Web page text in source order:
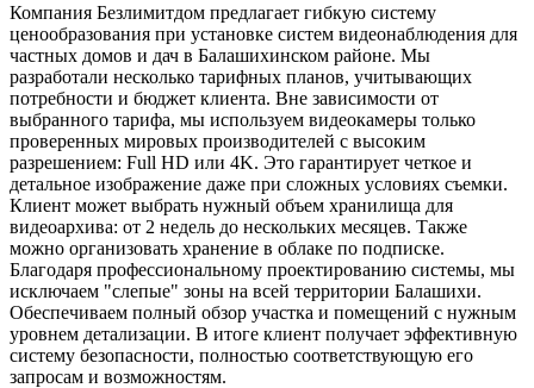
Компания Безлимитдом предлагает гибкую систему
ценообразования при установке систем видеонаблюдения для
частных домов и дач в Балашихинском районе. Мы
разработали несколько тарифных планов, учитывающих
потребности и бюджет клиента. Вне зависимости от
выбранного тарифа, мы используем видеокамеры только
проверенных мировых производителей с высоким
разрешением: Full HD или 4K. Это гарантирует четкое и
детальное изображение даже при сложных условиях съемки.
Клиент может выбрать нужный объем хранилища для
видеоархива: от 2 недель до нескольких месяцев. Также
можно организовать хранение в облаке по подписке.
Благодаря профессиональному проектированию системы, мы
исключаем "слепые" зоны на всей территории Балашихи.
Обеспечиваем полный обзор участка и помещений с нужным
уровнем детализации. В итоге клиент получает эффективную
систему безопасности, полностью соответствующую его
запросам и возможностям.